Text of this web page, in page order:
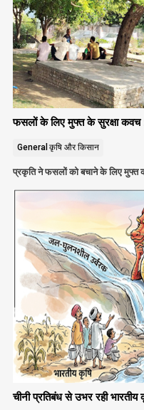
फसलों के लिए मुफ्त के सुरक्षा कवच
General कृषि और किसान
प्रकृति ने फसलों को बचाने के लिए मुफ्त
चीनी प्रतिबंध से उभर रही